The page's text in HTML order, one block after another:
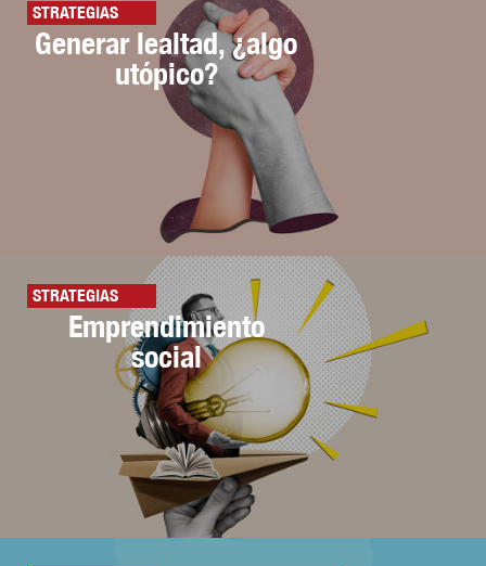
STRATEGIAS
Generar lealtad, ¿algo
utópico?
STRATEGIAS
Emprendimiento
social